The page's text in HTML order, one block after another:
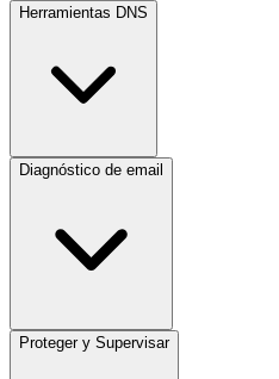
Herramientas DNS
Diagnóstico de email
Proteger y Supervisar